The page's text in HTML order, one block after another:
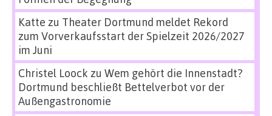
Katte zu Theater Dortmund meldet Rekord
zum Vorverkaufsstart der Spielzeit 2026/2027
im Juni
Christel Loock zu Wem gehört die Innenstadt?
Dortmund beschließt Bettelverbot vor der
Außengastronomie